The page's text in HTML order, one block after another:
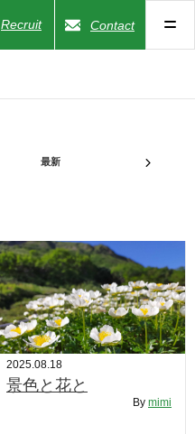
Recruit Contact
最新
2025.08.18
景色と花と
By mimi